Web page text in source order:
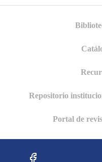
Repositorio
Portal de